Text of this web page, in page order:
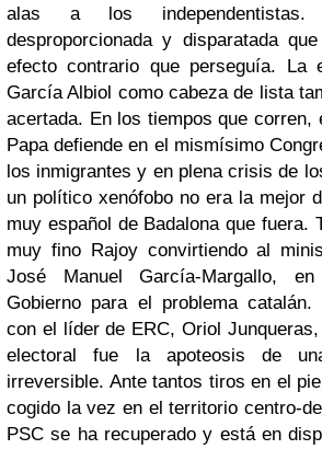
alas a los
desproporcionada y disparatada
efecto contrario que perseguía. La
García Albiol como cabeza de lista
acertada. En los tiempos que corren,
Papa defiende en el mismísimo
los inmigrantes y en plena crisis de
un político xenófobo no era la mejor
muy español de Badalona que fuera.
muy fino Rajoy convirtiendo al
José Manuel García-Margallo,
Gobierno para el problema
con el líder de ERC, Oriol
electoral fue la apoteosis de
irreversible. Ante tantos tiros en el
cogido la vez en el territorio centro-
PSC se ha recuperado y está en